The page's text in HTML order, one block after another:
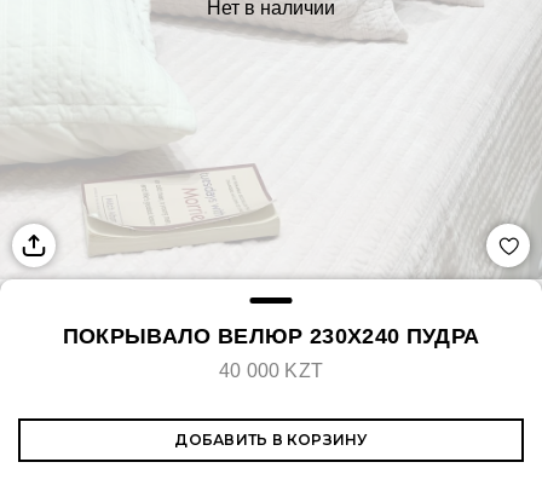
Нет в наличии
ПОКРЫВАЛО ВЕЛЮР 230Х240 ПУДРА
40 000 KZT
ДОБАВИТЬ В КОРЗИНУ